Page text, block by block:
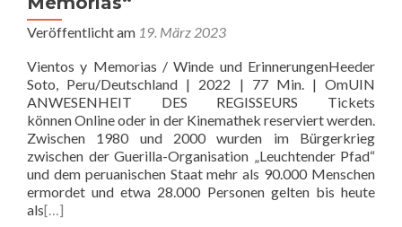
Veröffentlicht am 19. März 2023
Vientos y Memorias / Winde und ErinnerungenHeeder
Soto, Peru/Deutschland | 2022 | 77 Min. | OmUIN
ANWESENHEIT DES REGISSEURS Tickets
können Online oder in der Kinemathek reserviert werden.
Zwischen 1980 und 2000 wurden im Bürgerkrieg
zwischen der Guerilla-Organisation „Leuchtender Pfad“
und dem peruanischen Staat mehr als 90.000 Menschen
ermordet und etwa 28.000 Personen gelten bis heute
als[…]